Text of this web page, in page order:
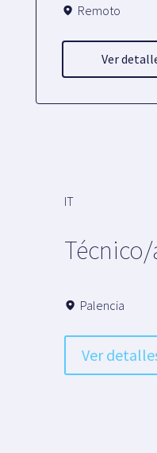
Remoto
Ver
IT
Palencia
Ver